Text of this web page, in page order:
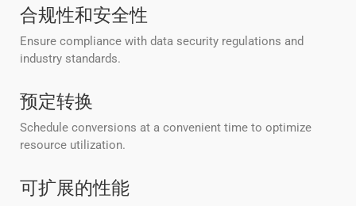
合规性和安全性
Ensure compliance with data security regulations and
industry standards.
预定转换
Schedule conversions at a convenient time to optimize
resource utilization.
可扩展的性能